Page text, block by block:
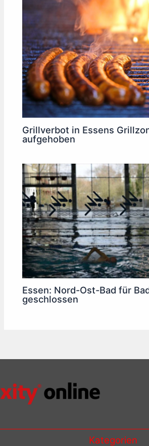
Grillverbot in Essens
aufgehoben
Essen: Nord-Ost-Bad für
geschlossen
Kategorien